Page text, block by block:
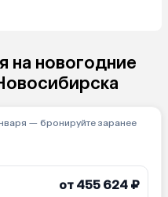
на новогодние
— бронируйте заранее
от 455 624 ₽